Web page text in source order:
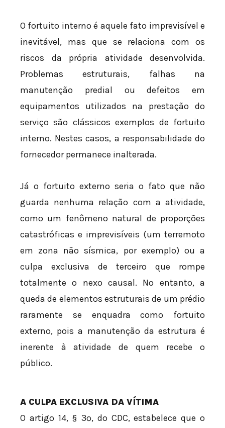
O fortuito interno é aquele fato imprevisível e
inevitável, mas que se relaciona com os
riscos da própria atividade desenvolvida.
Problemas estruturais, falhas na
manutenção predial ou defeitos em
equipamentos utilizados na prestação do
serviço são clássicos exemplos de fortuito
interno. Nestes casos, a responsabilidade do
fornecedor permanece inalterada.
Já o fortuito externo seria o fato que não
guarda nenhuma relação com a atividade,
como um fenômeno natural de proporções
catastróficas e imprevisíveis (um terremoto
em zona não sísmica, por exemplo) ou a
culpa exclusiva de terceiro que rompe
totalmente o nexo causal. No entanto, a
queda de elementos estruturais de um prédio
raramente se enquadra como fortuito
externo, pois a manutenção da estrutura é
inerente à atividade de quem recebe o
público.
A CULPA EXCLUSIVA DA VÍTIMA
O artigo 14, § 3º, do CDC, estabelece que o